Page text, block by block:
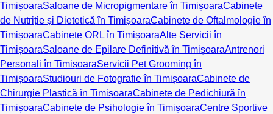
TimișoaraSaloane de Micropigmentare în TimișoaraCabinete
de Nutriție și Dietetică în TimișoaraCabinete de Oftalmologie în
TimișoaraCabinete ORL în TimișoaraAlte Servicii în
TimișoaraSaloane de Epilare Definitivă în TimișoaraAntrenori
Personali în TimișoaraServicii Pet Grooming în
TimișoaraStudiouri de Fotografie în TimișoaraCabinete de
Chirurgie Plastică în TimișoaraCabinete de Pedichiură în
TimișoaraCabinete de Psihologie în TimișoaraCentre Sportive